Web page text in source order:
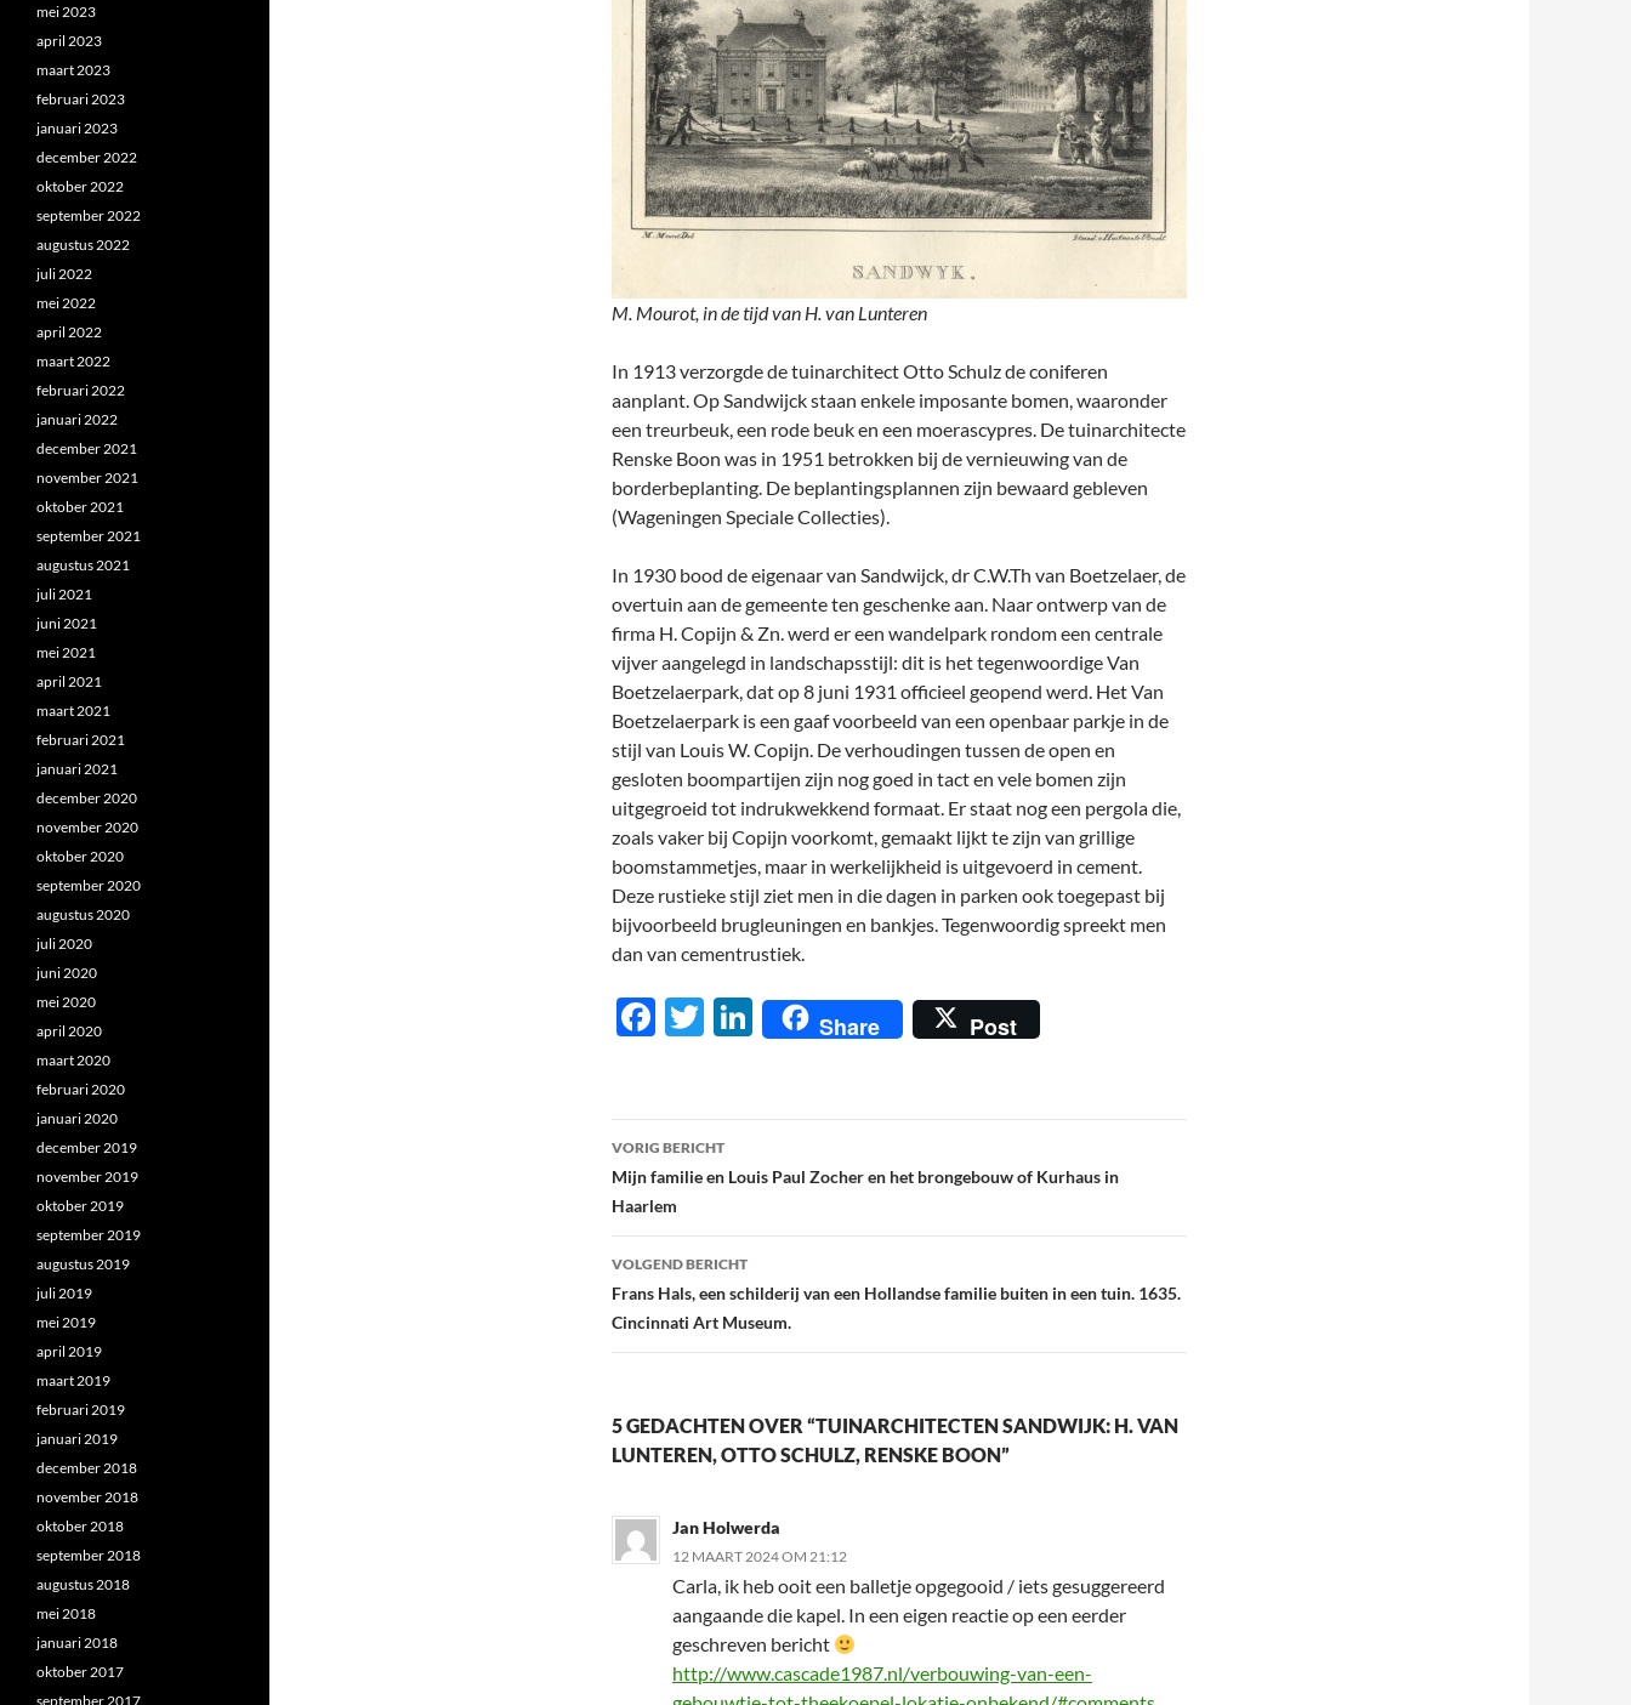
M. Mourot, in de tijd van H. van Lunteren
In 1913 verzorgde de tuinarchitect Otto Schulz de coniferen
aanplant. Op Sandwijck staan enkele imposante bomen, waaronder
een treurbeuk, een rode beuk en een moerascypres. De tuinarchitecte
Renske Boon was in 1951 betrokken bij de vernieuwing van de
borderbeplanting. De beplantingsplannen zijn bewaard gebleven
(Wageningen Speciale Collecties).
In 1930 bood de eigenaar van Sandwijck, dr C.W.Th van Boetzelaer, de
overtuin aan de gemeente ten geschenke aan. Naar ontwerp van de
firma H. Copijn & Zn. werd er een wandelpark rondom een centrale
vijver aangelegd in landschapsstijl: dit is het tegenwoordige Van
Boetzelaerpark, dat op 8 juni 1931 officieel geopend werd. Het Van
Boetzelaerpark is een gaaf voorbeeld van een openbaar parkje in de
stijl van Louis W. Copijn. De verhoudingen tussen de open en
gesloten boompartijen zijn nog goed in tact en vele bomen zijn
uitgegroeid tot indrukwekkend formaat. Er staat nog een pergola die,
zoals vaker bij Copijn voorkomt, gemaakt lijkt te zijn van grillige
boomstammetjes, maar in werkelijkheid is uitgevoerd in cement.
Deze rustieke stijl ziet men in die dagen in parken ook toegepast bij
bijvoorbeeld brugleuningen en bankjes. Tegenwoordig spreekt men
dan van cementrustiek.
F
b
o
o
k
T
er
Li
e
dI
Share Post
Berichtnavigatie
VORIG BERICHT
Mijn familie en Louis Paul Zocher en het brongebouw of Kurhaus in
Haarlem
VOLGEND BERICHT
Frans Hals, een schilderij van een Hollandse familie buiten in een tuin. 1635.
Cincinnati Art Museum.
5 GEDACHTEN OVER “TUINARCHITECTEN SANDWIJK: H. VAN
LUNTEREN, OTTO SCHULZ, RENSKE BOON”
Jan Holwerda
12 MAART 2024 OM 21:12
Carla, ik heb ooit een balletje opgegooid / iets gesuggereerd
aangaande die kapel. In een eigen reactie op een eerder
geschreven bericht
http://www.cascade1987.nl/verbouwing-van-een-
mei 2023
april 2023
maart 2023
februari 2023
januari 2023
december 2022
oktober 2022
september 2022
augustus 2022
juli 2022
mei 2022
april 2022
maart 2022
februari 2022
januari 2022
december 2021
november 2021
oktober 2021
september 2021
augustus 2021
juli 2021
juni 2021
mei 2021
april 2021
maart 2021
februari 2021
januari 2021
december 2020
november 2020
oktober 2020
september 2020
augustus 2020
juli 2020
juni 2020
mei 2020
april 2020
maart 2020
februari 2020
januari 2020
december 2019
november 2019
oktober 2019
september 2019
augustus 2019
juli 2019
mei 2019
april 2019
maart 2019
februari 2019
januari 2019
december 2018
november 2018
oktober 2018
september 2018
augustus 2018
mei 2018
januari 2018
oktober 2017
september 2017